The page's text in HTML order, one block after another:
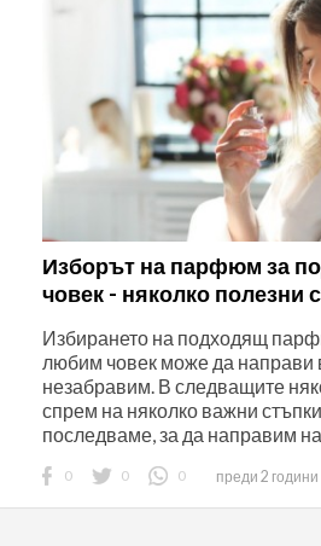
Изборът на парфюм за
човек - няколко полезни
Избирането на подходящ
любим човек може да
незабравим. В следващите
спрем на няколко важни
последваме, за да направим
0 0 0 преди 2 години